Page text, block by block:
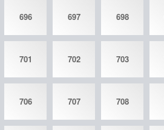
696 697 698
701 702 703
706 707 708